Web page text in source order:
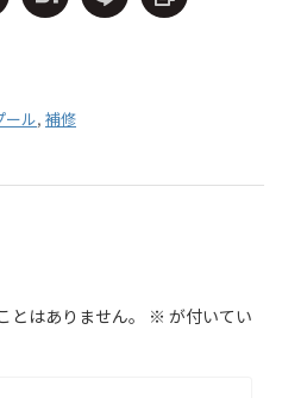
ール, 補修
はありません。 ※ が付いてい